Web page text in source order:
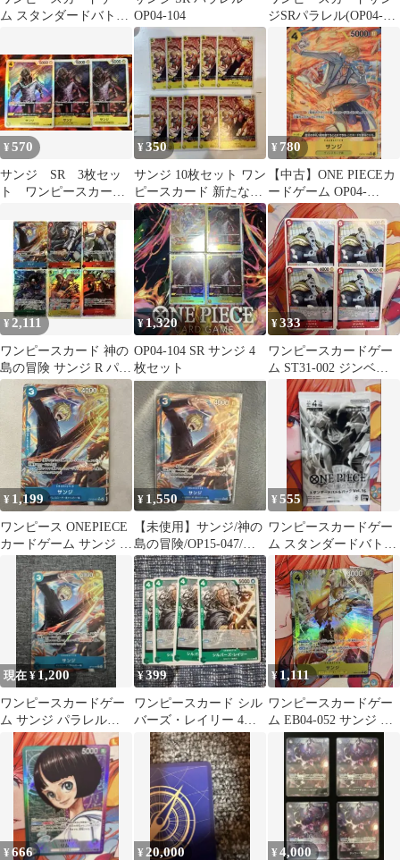
ム スタンダードバトル
OP04-104
ジSRパラレル(OP04-
104)
¥570
サンジ SR 3枚セッ
ト ワンピースカード
¥350
サンジ 10枚セット ワン
ピースカード 新たなる
皇帝
¥ 780
【中古】ONE PIECEカ
ードゲーム OP04-
104[SR]：(パラレル)サ
ンジ
¥2,111
ワンピースカード 神の
島の冒険 サンジ R パラ
レル ギンSRパラレル
他セット
¥1,320
OP04-104 SR サンジ 4
枚セット
¥333
ワンピースカードゲー
ム ST31-002 ジンベエ 4
枚セット
¥ 1,199
ワンピース ONEPIECE
カードゲーム サンジ パ
ラレル 神の島の冒険
¥ 1,550
【未使用】サンジ/神の
島の冒険/OP15-047/ワ
ンピースカード
¥555
ワンピースカードゲー
ム スタンダードバトル
パックVol.16 未開封 大
会限定品
現在 ¥ 1,200
ワンピースカードゲー
ム サンジ パラレル
OP15-047 R 神の島
¥399
ワンピースカード シル
バーズ・レイリー 4枚
セット ST32-004
¥ 1,111
ワンピースカードゲー
ム EB04-052 サンジ パ
ラレル
¥666 ¥ 20,000 ¥4,000